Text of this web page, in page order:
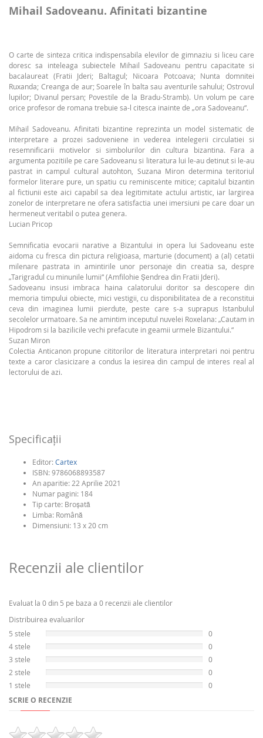
Mihail Sadoveanu. Afinitati bizantine
O carte de sinteza critica indispensabila elevilor de gimnaziu si liceu care
doresc sa inteleaga subiectele Mihail Sadoveanu pentru capacitate si
bacalaureat (Fratii Jderi; Baltagul; Nicoara Potcoava; Nunta domnitei
Ruxanda; Creanga de aur; Soarele în balta sau aventurile sahului; Ostrovul
lupilor; Divanul persan; Povestile de la Bradu-Stramb). Un volum pe care
orice profesor de romana trebuie sa-l citesca inainte de „ora Sadoveanu“.
Mihail Sadoveanu. Afinitati bizantine reprezinta un model sistematic de
interpretare a prozei sadoveniene in vederea intelegerii circulatiei si
resemnificarii motivelor si simbolurilor din cultura bizantina. Fara a
argumenta pozitiile pe care Sadoveanu si literatura lui le-au detinut si le-au
pastrat in campul cultural autohton, Suzana Miron determina teritoriul
formelor literare pure, un spatiu cu reminiscente mitice; capitalul bizantin
al fictiunii este aici capabil sa dea legitimitate actului artistic, iar largirea
zonelor de interpretare ne ofera satisfactia unei imersiuni pe care doar un
hermeneut veritabil o putea genera.
Lucian Pricop
Semnificatia evocarii narative a Bizantului in opera lui Sadoveanu este
aidoma cu fresca din pictura religioasa, marturie (document) a (al) cetatii
milenare pastrata in amintirile unor personaje din creatia sa, despre
„Tarigradul cu minunile lumii“ (Amfilohie Șendrea din Fratii Jderi).
Sadoveanu insusi imbraca haina calatorului doritor sa descopere din
memoria timpului obiecte, mici vestigii, cu disponibilitatea de a reconstitui
ceva din imaginea lumii pierdute, peste care s-a suprapus Istanbulul
secolelor urmatoare. Sa ne amintim inceputul nuvelei Roxelana: „Cautam in
Hipodrom si la bazilicile vechi prefacute in geamii urmele Bizantului.“
Suzan Miron
Colectia Anticanon propune cititorilor de literatura interpretari noi pentru
texte a caror clasicizare a condus la iesirea din campul de interes real al
lectorului de azi.
Specificaţii
Editor: Cartex
ISBN: 9786068893587
An aparitie: 22 Aprilie 2021
Numar pagini: 184
Tip carte: Broşată
Limba: Română
Dimensiuni: 13 x 20 cm
Recenzii ale clientilor
Evaluat la 0 din 5 pe baza a 0 recenzii ale clientilor
Distribuirea evaluarilor
5 stele
0
4 stele
0
3 stele
0
2 stele
0
1 stele
0
SCRIE O RECENZIE